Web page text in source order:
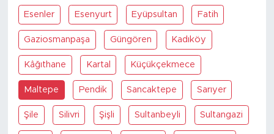
Esenler Esenyurt Eyüpsultan Fatih
Gaziosmanpaşa Güngören Kadıköy
Kâğıthane Kartal Küçükçekmece
Maltepe Pendik Sancaktepe Sarıyer
Şile Silivri Şişli Sultanbeyli Sultangazi